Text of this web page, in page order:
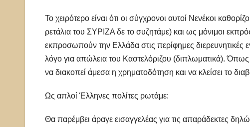
Το χειρότερο είναι ότι οι σύγχρονοι αυτοί Νενέκοι
ρετάλια του ΣΥΡΙΖΑ δε το συζητάμε) και ως μόνιμοι
εκπροσωπούν την Ελλάδα στις περίφημες διερευνητικές
λόγο για απώλεια του Καστελόριζου (διπλωματικά). Όπως
να διακοπεί άμεσα η χρηματοδότηση και να κλείσει το
Ως απλοί Έλληνες πολίτες ρωτάμε:
Θα παρέμβει άραγε εισαγγελέας για τις απαράδεκτες